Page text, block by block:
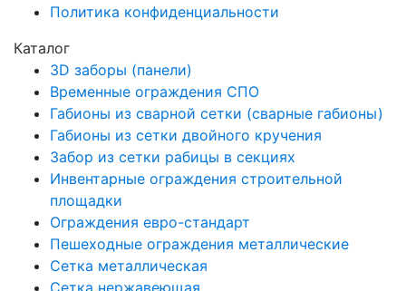
Политика конфиденциальности
Каталог
3D заборы (панели)
Временные ограждения СПО
Габионы из сварной сетки (сварные габионы)
Габионы из сетки двойного кручения
Забор из сетки рабицы в секциях
Инвентарные ограждения строительной
площадки
Ограждения евро-стандарт
Пешеходные ограждения металлические
Сетка металлическая
Сетка нержавеющая